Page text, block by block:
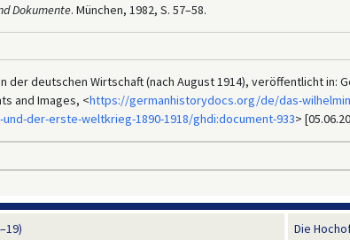
Dokumente. München, 1982, S. 57–58.
der deutschen Wirtschaft (nach August 1914), veröffentlicht in:
and Images, <https://germanhistorydocs.org/de/das-
der-erste-weltkrieg-1890-1918/ghdi:document-933>
Die